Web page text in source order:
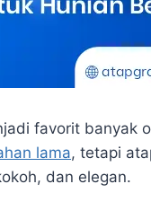
favorit banyak
lama, tetapi
dan elegan.